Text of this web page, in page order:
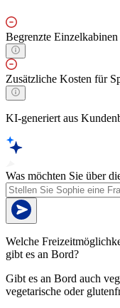
Begrenzte Einzelkabinen
Zusätzliche Kosten für
KI-generiert aus
Was möchten Sie über
Welche
gibt es an Bord?
Gibt es an Bord auch
vegetarische oder